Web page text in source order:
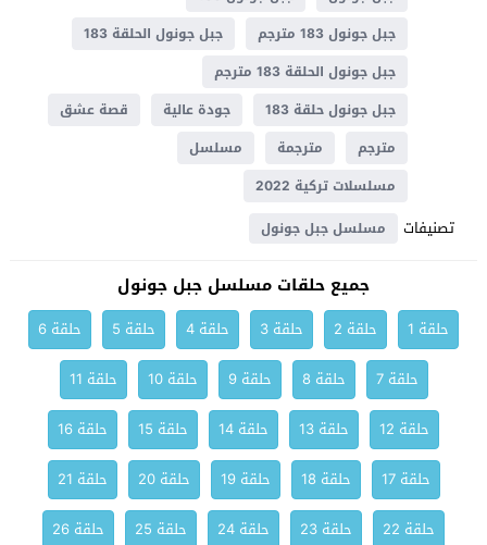
جبل جونول 183 مترجم
جبل جونول الحلقة 183
جبل جونول الحلقة 183 مترجم
جبل جونول حلقة 183
جودة عالية
قصة عشق
مترجم
مترجمة
مسلسل
مسلسلات تركية 2022
تصنيفات مسلسل جبل جونول
جميع حلقات مسلسل جبل جونول
حلقة 1 حلقة 2 حلقة 3 حلقة 4 حلقة 5
حلقة 6
حلقة 7
حلقة 8 حلقة 9 حلقة 10
حلقة 11
حلقة 12
حلقة 13 حلقة 14 حلقة 15
حلقة 16
حلقة 17
حلقة 18 حلقة 19 حلقة 20
حلقة 21
حلقة 22
حلقة 23 حلقة 24 حلقة 25
حلقة 26